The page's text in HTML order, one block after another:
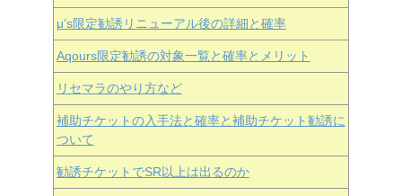
μ’s限定勧誘リニューアル後の詳細と確率
Aqours限定勧誘の対象一覧と確率とメリット
リセマラのやり方など
補助チケットの入手法と確率と補助チケット勧誘に
ついて
勧誘チケットでSR以上は出るのか